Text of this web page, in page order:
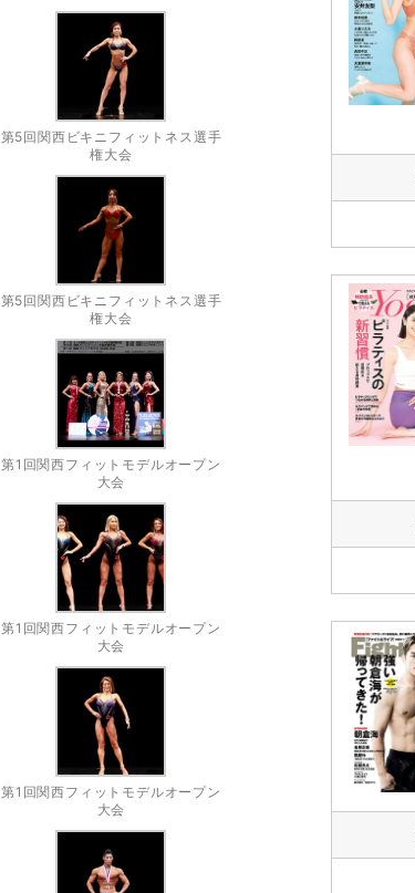
第5回関西ビキニフィットネス選手
権大会
第5回関西ビキニフィットネス選手
権大会
第1回関西フィットモデルオープン
大会
第1回関西フィットモデルオープン
大会
第1回関西フィットモデルオープン
大会